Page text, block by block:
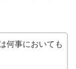
何事においても